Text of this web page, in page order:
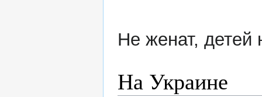
Не женат, детей
На Украине